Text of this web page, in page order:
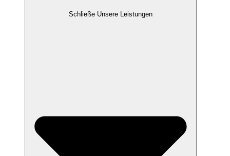
Schließe Unsere Leistungen